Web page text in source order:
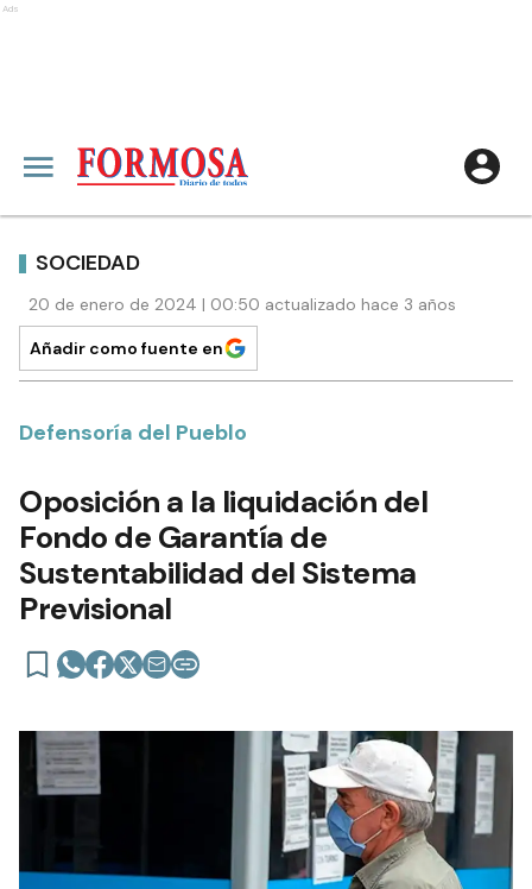
Ads
SOCIEDAD
20 de enero de 2024 | 00:50 actualizado hace 3 años
Añadir como fuente en
Defensoría del Pueblo
Oposición a la liquidación del
Fondo de Garantía de
Sustentabilidad del Sistema
Previsional